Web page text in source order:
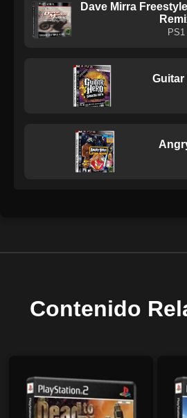
Dave Mirra
PS1
Guitar
Contenido